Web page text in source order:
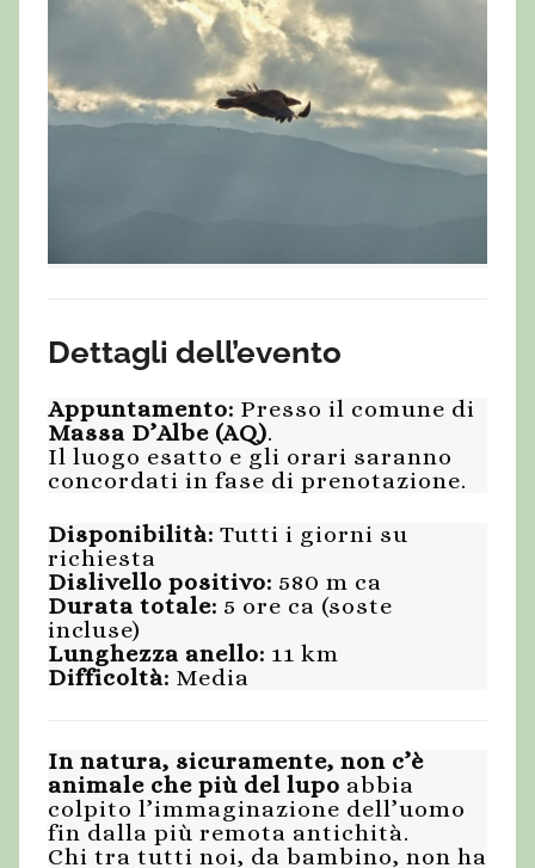
Dettagli dell’evento
Appuntamento: Presso il comune di
Massa D’Albe (AQ).
Il luogo esatto e gli orari saranno
concordati in fase di prenotazione.
Disponibilità: Tutti i giorni su
richiesta
Dislivello positivo: 580 m ca
Durata totale: 5 ore ca (soste
incluse)
Lunghezza anello: 11 km
Difficoltà: Media
In natura, sicuramente, non c’è
animale che più del lupo abbia
colpito l’immaginazione dell’uomo
fin dalla più remota antichità.
Chi tra tutti noi, da bambino, non ha